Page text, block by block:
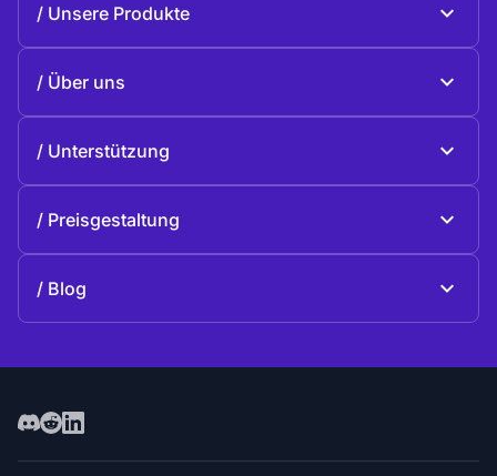
Unsere Produkte
Über uns
Geschichte
Unterstützung
Kontakte
Preisgestaltung
Blog